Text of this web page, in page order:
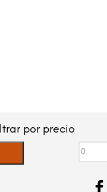
por precio
Precio